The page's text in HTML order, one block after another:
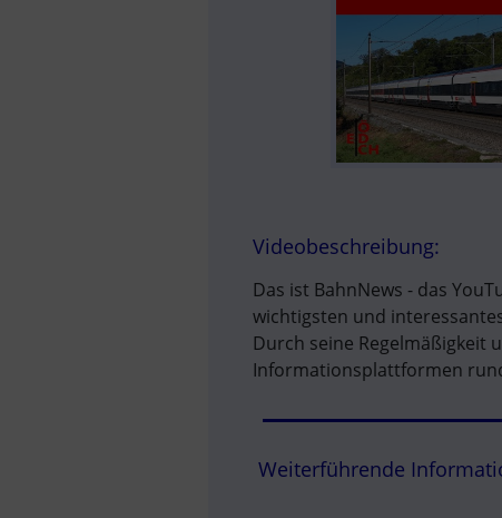
Videobeschreibung:
Das ist BahnNews - das
wichtigsten und
Durch seine Regelmäßigkeit
Informationsplattformen
Weiterführende